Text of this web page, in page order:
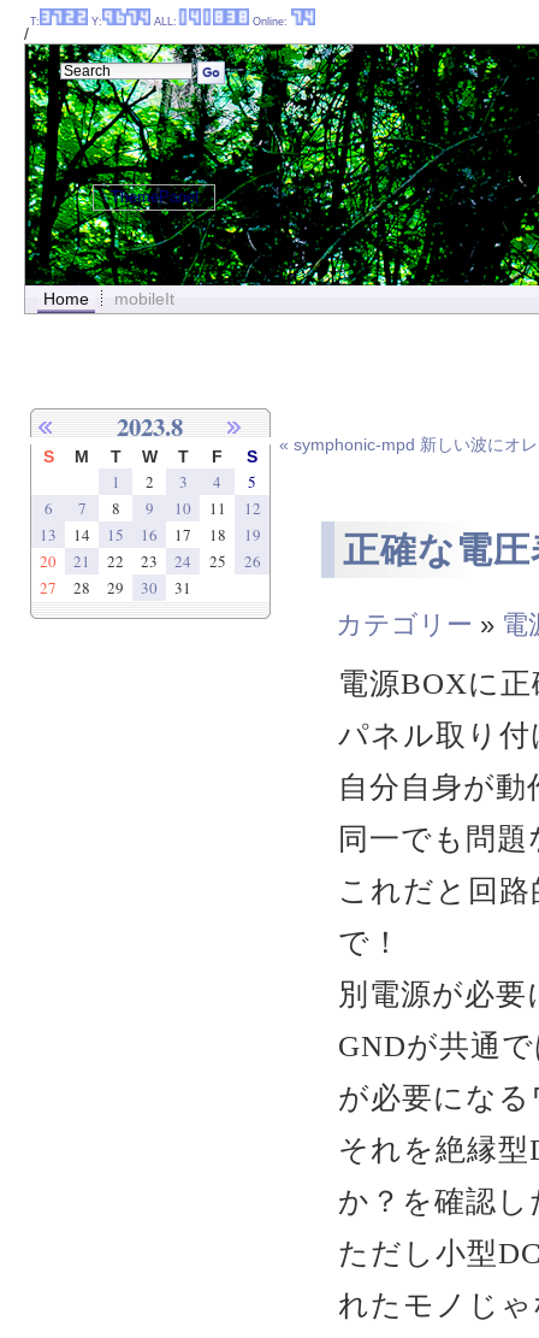
/
Home mobileIt
« symphonic-mpd 新しい波にオ
正確な電
カテゴリー » 電
電源BOXに
パネル取り
自分自身が
同一でも問
これだと回
で！
別電源が必
GNDが共通
が必要にな
それを絶縁
か？を確認
ただし小型
れたモノじ
2023.8
S M T W T F S
1 2 3 4
5
6
7 8 9 10 11
12
13
14 15 16 17 18
19
20
21 22 23 24 25
26
27
28 29 30 31
T: Y: ALL: Online:
ThemePanel